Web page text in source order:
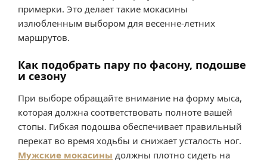
примерки. Это делает такие мокасины
излюбленным выбором для весенне-летних
маршрутов.
Как подобрать пару по фасону, подошве
и сезону
При выборе обращайте внимание на форму мыса,
которая должна соответствовать полноте вашей
стопы. Гибкая подошва обеспечивает правильный
перекат во время ходьбы и снижает усталость ног.
Мужские мокасины должны плотно сидеть на